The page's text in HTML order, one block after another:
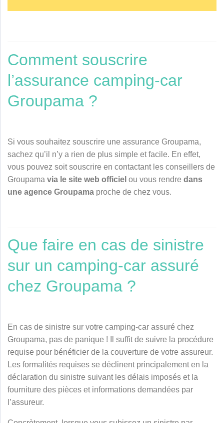
Comment souscrire
l’assurance camping-car
Groupama ?
Si vous souhaitez souscrire une assurance Groupama,
sachez qu’il n’y a rien de plus simple et facile. En effet,
vous pouvez soit souscrire en contactant les conseillers de
Groupama via le site web officiel ou vous rendre dans
une agence Groupama proche de chez vous.
Que faire en cas de sinistre
sur un camping-car assuré
chez Groupama ?
En cas de sinistre sur votre camping-car assuré chez
Groupama, pas de panique ! Il suffit de suivre la procédure
requise pour bénéficier de la couverture de votre assureur.
Les formalités requises se déclinent principalement en la
déclaration du sinistre suivant les délais imposés et la
fourniture des pièces et informations demandées par
l’assureur.